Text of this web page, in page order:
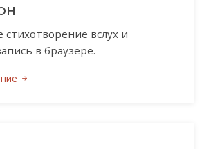
вслух и
в браузере.